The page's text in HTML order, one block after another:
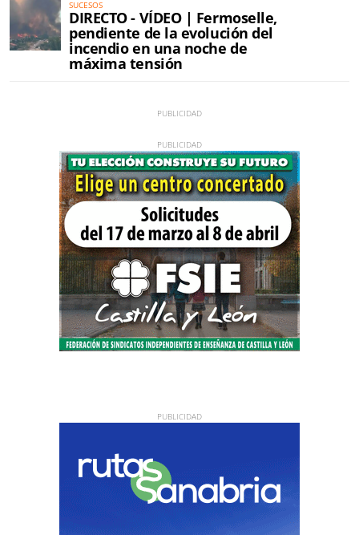
SUCESOS
DIRECTO - VÍDEO | Fermoselle,
pendiente de la evolución del
incendio en una noche de
máxima tensión